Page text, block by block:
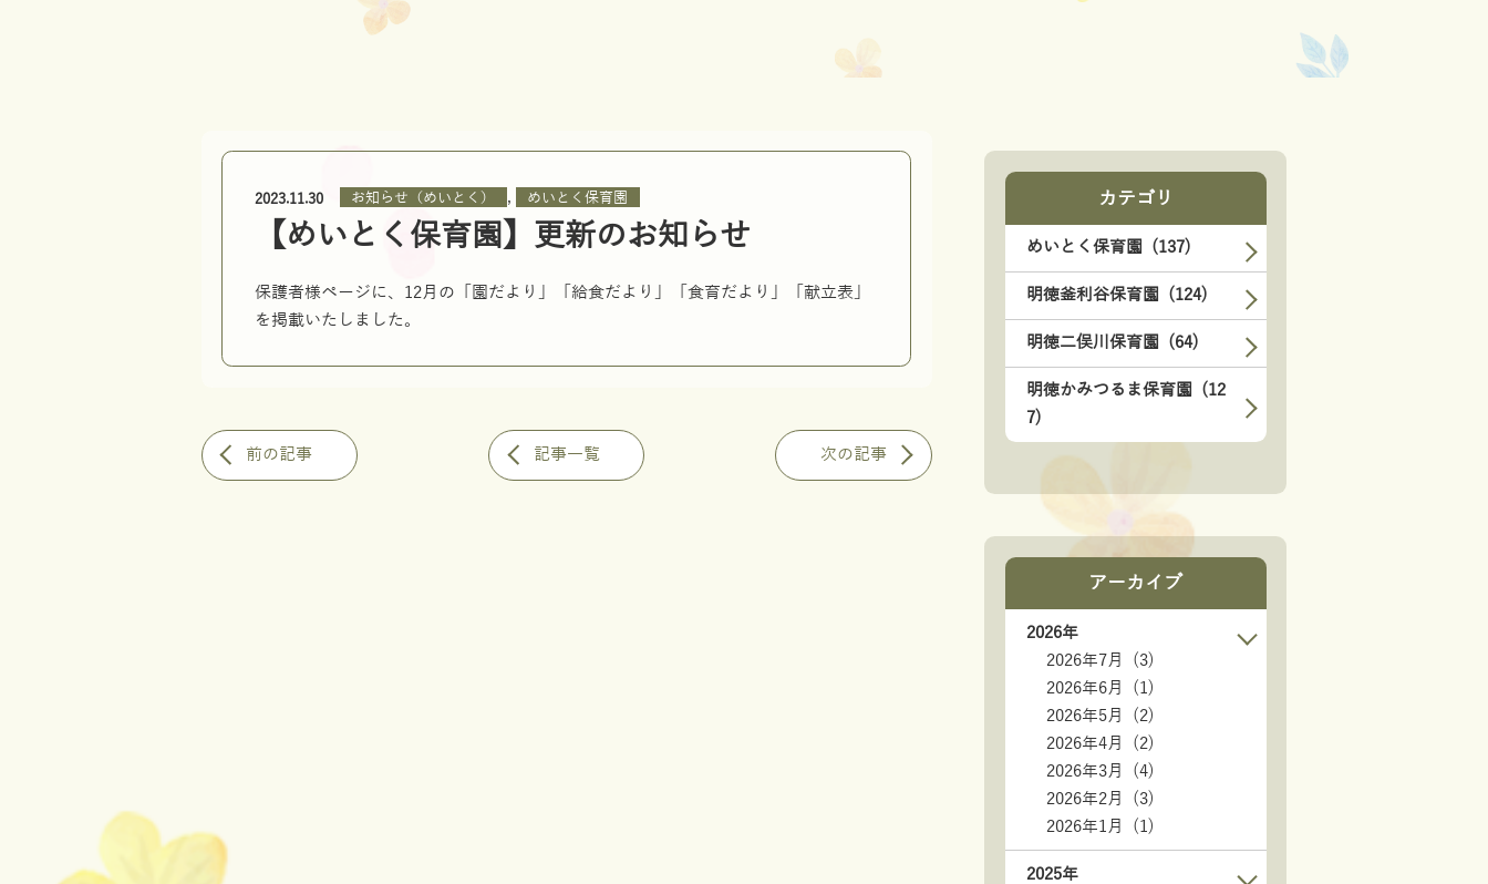
2023.11.30 お知らせ（めいとく） , めいとく保育園
【めいとく保育園】更新のお知らせ
保護者様ページに、12月の「園だより」「給食だより」「食育だより」「献立表」
を掲載いたしました。
前の記事 記事一覧 次の記事
カテゴリ
めいとく保育園 (137)
明徳釜利谷保育園 (124)
明徳二俣川保育園 (64)
明徳かみつるま保育園 (12
7)
アーカイブ
2026年
2026年7月 (3)
2026年6月 (1)
2026年5月 (2)
2026年4月 (2)
2026年3月 (4)
2026年2月 (3)
2026年1月 (1)
2025年